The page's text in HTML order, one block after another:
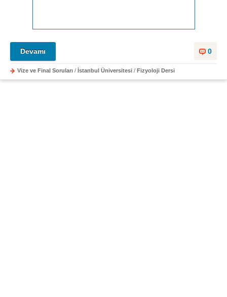
0
Devamı
Vize ve Final Soruları / İstanbul Üniversitesi / Fizyoloji Dersi